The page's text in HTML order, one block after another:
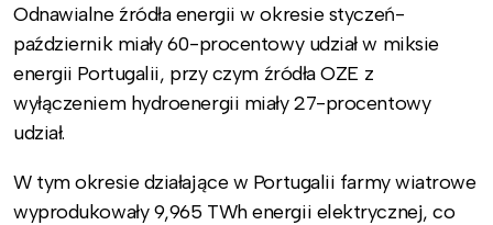
Odnawialne źródła energii w okresie styczeń-
październik miały 60-procentowy udział w miksie
energii Portugalii, przy czym źródła OZE z
wyłączeniem hydroenergii miały 27-procentowy
udział.
W tym okresie działające w Portugalii farmy wiatrowe
wyprodukowały 9,965 TWh energii elektrycznej, co